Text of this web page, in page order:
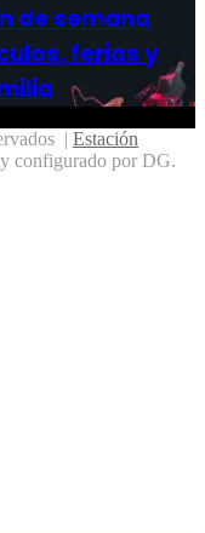
de semana
ferias y
| Estación
configurado por DG.